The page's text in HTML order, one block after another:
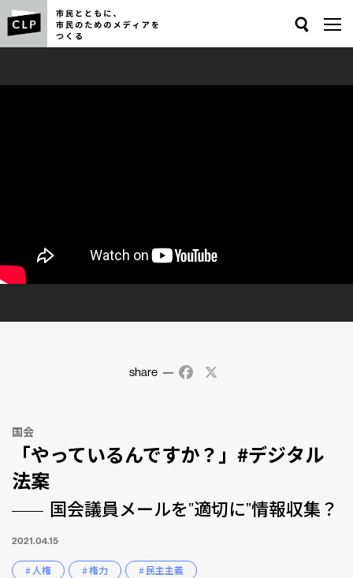
share Facebook
国会
「やっているんですか？」#デジタル
法案
国会議員メールを”適切に”情報収集？
2021.04.15
# 人権 # 権力 # 民主主義